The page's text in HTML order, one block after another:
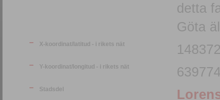
detta
Göta
X-koordinat/latitud - i rikets nät
Y-koordinat/longitud - i rikets nät
Stadsdel